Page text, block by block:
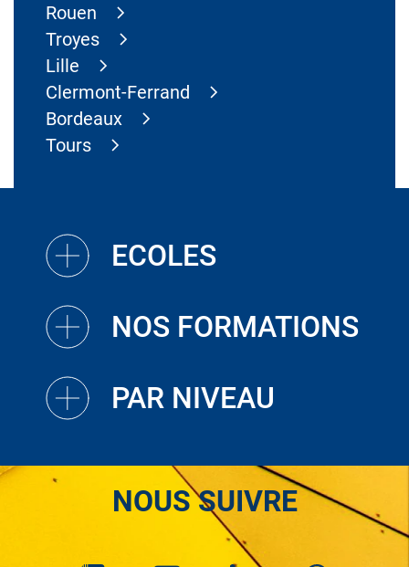
Rouen
Troyes
Lille
Clermont-Ferrand
Bordeaux
Tours
ECOLES
NOS FORMATIONS
PAR NIVEAU
NOUS SUIVRE